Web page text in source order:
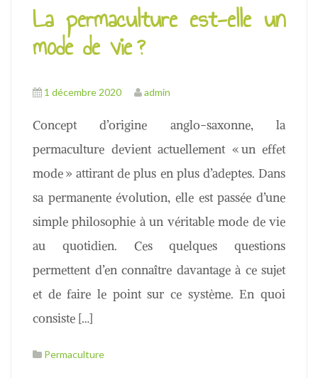
La permaculture est-elle un
mode de vie ?
1 décembre 2020 admin
Concept d’origine anglo-saxonne, la
permaculture devient actuellement « un effet
mode » attirant de plus en plus d’adeptes. Dans
sa permanente évolution, elle est passée d’une
simple philosophie à un véritable mode de vie
au quotidien. Ces quelques questions
permettent d’en connaître davantage à ce sujet
et de faire le point sur ce système. En quoi
consiste […]
Permaculture